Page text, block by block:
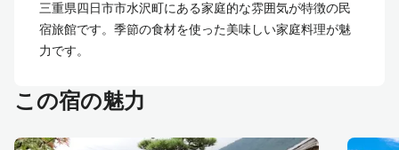
三重県四日市市水沢町にある家庭的な雰囲気が特徴の民
宿旅館です。季節の食材を使った美味しい家庭料理が魅
力です。
この宿の魅力